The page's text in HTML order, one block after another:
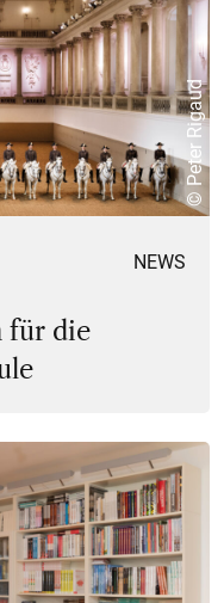
© Peter Rigaud
NEWS
für die